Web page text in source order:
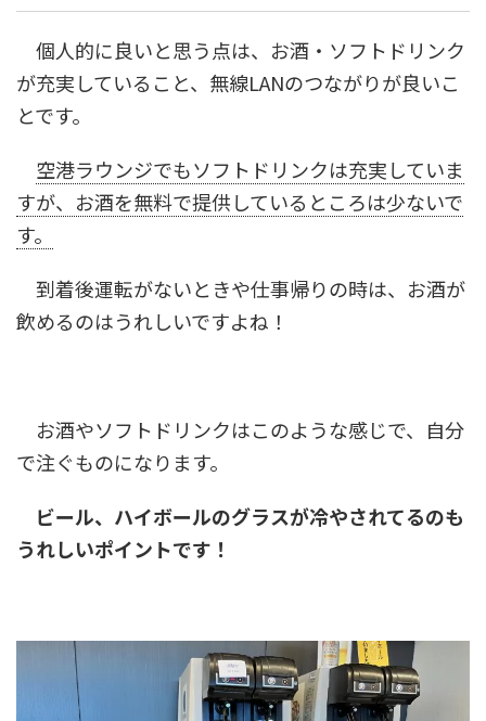
個人的に良いと思う点は、お酒・ソフトドリンク
が充実していること、無線LANのつながりが良いこ
とです。
空港ラウンジでもソフトドリンクは充実していま
すが、お酒を無料で提供しているところは少ないで
す。
到着後運転がないときや仕事帰りの時は、お酒が
飲めるのはうれしいですよね！
お酒やソフトドリンクはこのような感じで、自分
で注ぐものになります。
ビール、ハイボールのグラスが冷やされてるのも
うれしいポイントです！